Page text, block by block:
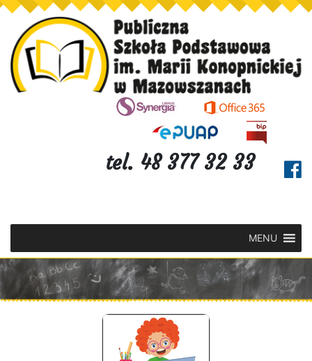
tel. 48 377 32 33
MENU